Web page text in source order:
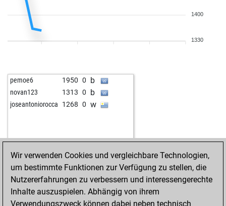
1400
1330
pemoe6 1950 0 b
novan123 1313 0 b
joseantoniorocca 1268 0 w
Wir verwenden Cookies und vergleichbare Technologien,
um bestimmte Funktionen zur Verfügung zu stellen, die
Nutzererfahrungen zu verbessern und interessengerechte
Inhalte auszuspielen. Abhängig von ihrem
Verwendungszweck können dabei neben technisch